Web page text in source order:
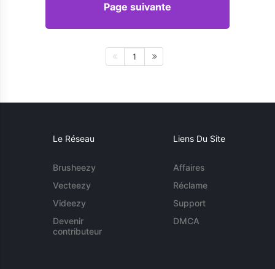
Page suivante
1
Le Réseau
Brusheezy
Vecteezy
Videezy
Devenir
contributeur
Liens Du Site
Affaires
Réclame
Support
DMCA